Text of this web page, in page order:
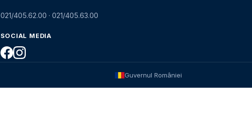
021/405.62.00 · 021/405.63.00
SOCIAL MEDIA
Guvernul României